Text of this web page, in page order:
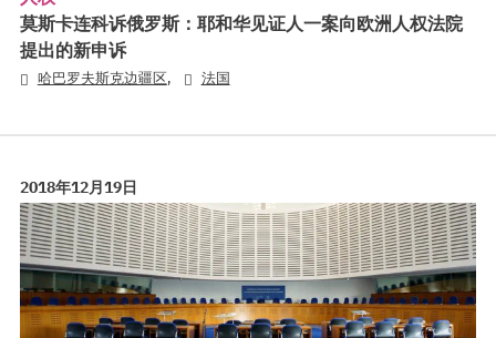
莫斯卡连科诉俄罗斯：耶和华见证人一案向欧洲人权法院
提出的新申诉
哈巴罗夫斯克边疆区, 法国
2018年12月19日